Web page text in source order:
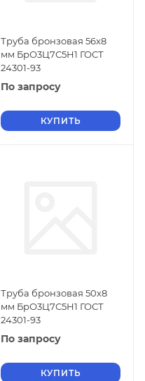
Труба бронзовая 56х8
мм БрО3Ц7С5Н1 ГОСТ
24301-93
По запросу
КУПИТЬ
Труба бронзовая 50х8
мм БрО3Ц7С5Н1 ГОСТ
24301-93
По запросу
КУПИТЬ